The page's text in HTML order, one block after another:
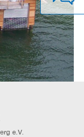
e.V.